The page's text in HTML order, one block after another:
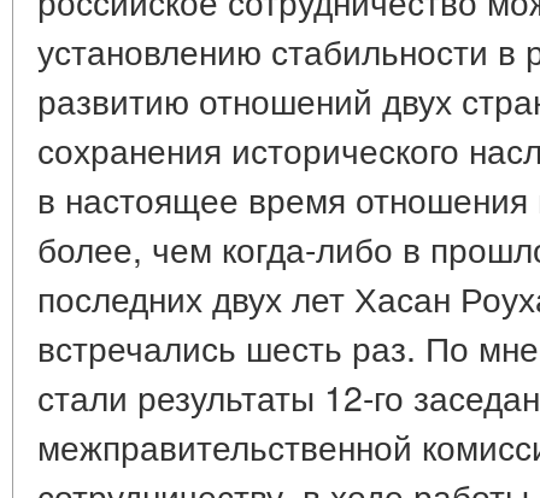
установлению стабильности
развитию отношений двух
сохранения исторического
в настоящее время отношения
более, чем когда-либо в
последних двух лет Хасан
встречались шесть раз. По
стали результаты 12-го
межправительственной